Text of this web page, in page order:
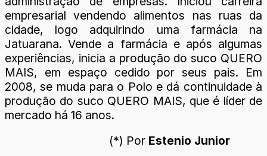
empresarial vendendo alimentos nas ruas da
cidade, logo adquirindo uma farmácia na
Jatuarana. Vende a farmácia e após algumas
experiências, inicia a produção do suco QUERO
MAIS, em espaço cedido por seus pais. Em
2008, se muda para o Polo e dá continuidade à
produção do suco QUERO MAIS, que é líder de
mercado há 16 anos.
(*) Por Estenio Junior